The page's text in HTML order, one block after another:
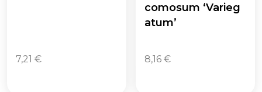
7,21 €
comosum ‘Varieg
atum’
8,16€